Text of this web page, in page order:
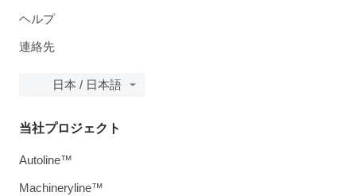
ヘルプ
連絡先
日本 / 日本語
当社プロジェクト
Autoline™
Machineryline™